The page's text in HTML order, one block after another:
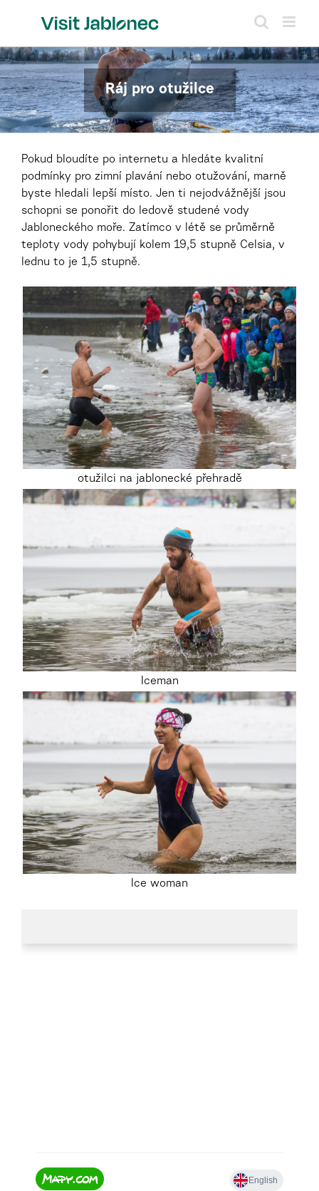
Ráj pro otužilce
Pokud bloudíte po internetu a hledáte kvalitní
podmínky pro zimní plavání nebo otužování, marně
byste hledali lepší místo. Jen ti nejodvážnější jsou
schopni se ponořit do ledově studené vody
Jabloneckého moře. Zatímco v létě se průměrně
teploty vody pohybují kolem 19,5 stupně Celsia, v
lednu to je 1,5 stupně.
otužilci na jablonecké přehradě
Iceman
Ice woman